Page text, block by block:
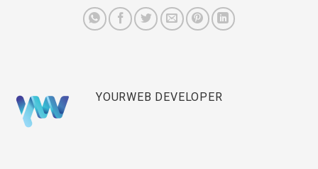
YOURWEB DEVELOPER